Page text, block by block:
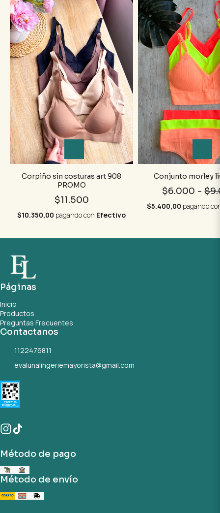
Corpiño sin costuras art 908
PROMO
$11.500
$10.350,00 pagando con Efectivo
Conjunto morley
$6.000 -
$5.400,00 pagando
Páginas
Inicio
Productos
Preguntas Frecuentes
Contactanos
1122476811
evalunalingeriemayorista@gmail.com
Método de pago
Método de envío